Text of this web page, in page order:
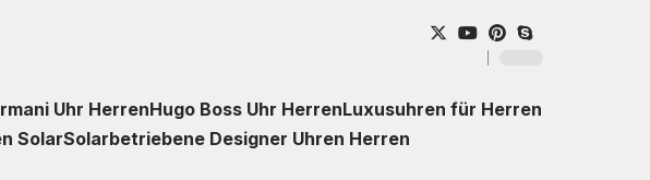
Uhr HerrenHugo Boss Uhr HerrenLuxusuhren für Herren
SolarSolarbetriebene Designer Uhren Herren